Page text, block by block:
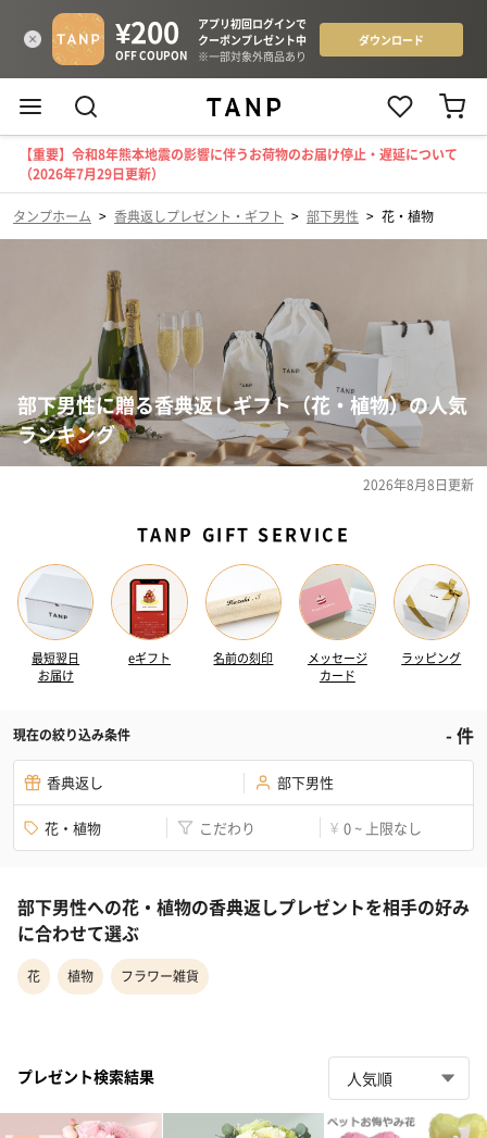
【重要】令和8年熊本地震の影響に伴うお荷物のお届け停止・遅延について
（2026年7月29日更新）
タンプホーム > 香典返しプレゼント・ギフト > 部下男性 > 花・植物
部下男性に贈る香典返しギフト（花・植物）の人気
ランキング
2026年8月8日更新
TANP GIFT SERVICE
最短翌日
お届け
eギフト 名前の刻印
メッセージ
カード
ラッピング
現在の絞り込み条件 -件
香典返し 部下男性
花・植物 こだわり ¥ 0 ~ 上限なし
部下男性への花・植物の香典返しプレゼントを相手の好み
に合わせて選ぶ
花 植物 フラワー雑貨
プレゼント検索結果